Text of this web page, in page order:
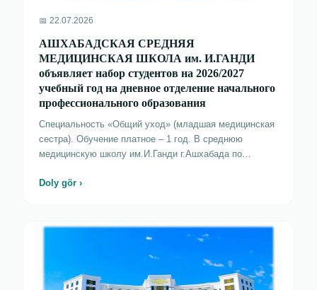
📅 22.07.2026
АШХАБАДСКАЯ СРЕДНЯЯ
МЕДИЦИНСКАЯ ШКОЛА им. И.ГАНДИ
объявляет набор студентов на 2026/2027
учебный год на дневное отделение начального
профессионального образования
Специальность «Общий уход» (младшая медицинская
сестра). Обучение платное – 1 год. В среднюю
медицинскую школу им.И.Ганди г.Ашхабада по
граждане Туркменистана, проживающие в городах
документов ведётся в средней медицинской школе им.
И.Ганди г.Ашхабада с 15 июля до 25 августа 2026
года. Список официальных документов: - заявление на
имя директора по установленной форме; - анкета
установленной формы (анкета); - аттестат об общем
Doly gör ›